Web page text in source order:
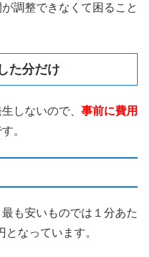
調整できなくて困ること
た分だけ
しないので、 事前に費用
。
も安いものでは１分あた
なっています。